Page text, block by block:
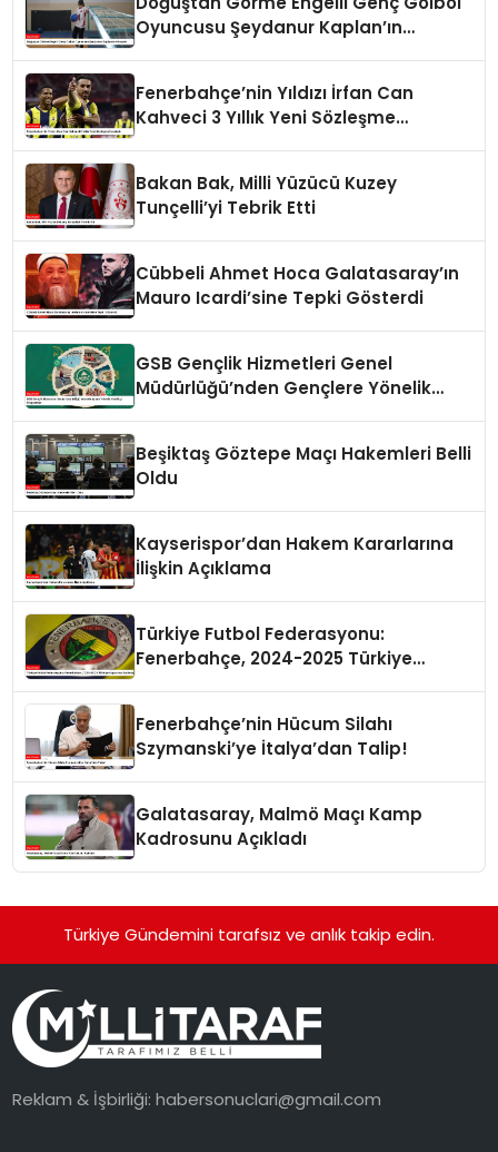
Oyuncusu Şeydanur Kaplan’ın
Fenerbahçe’nin Yıldızı İrfan Can
Kahveci 3 Yıllık Yeni Sözleşme
Bakan Bak, Milli Yüzücü Kuzey
Tunçelli’yi Tebrik Etti
Cübbeli Ahmet Hoca Galatasaray’ın
Mauro Icardi’sine Tepki Gösterdi
GSB Gençlik Hizmetleri Genel
Müdürlüğü’nden Gençlere Yönelik
Beşiktaş Göztepe Maçı Hakemleri Belli
Oldu
Kayserispor’dan Hakem Kararlarına
İlişkin Açıklama
Türkiye Futbol Federasyonu:
Fenerbahçe, 2024-2025 Türkiye
Fenerbahçe’nin Hücum Silahı
Szymanski’ye İtalya’dan Talip!
Galatasaray, Malmö Maçı Kamp
Kadrosunu Açıkladı
Türkiye Gündemini tarafsız ve anlık takip edin.
Reklam & İşbirliği:habersonuclari@gmail.com